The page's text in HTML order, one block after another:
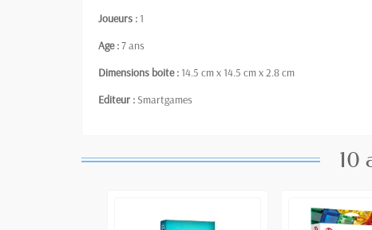
Joueurs : 1
Age :7 ans
Dimensions boite : 14.5 cm x 14.5 cm x 2.8 cm
Editeur :Smartgames
10